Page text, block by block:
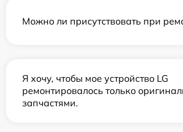
Можно ли присутствовать при
Я хочу, чтобы мое устройство LG
ремонтировалось только
запчастями.